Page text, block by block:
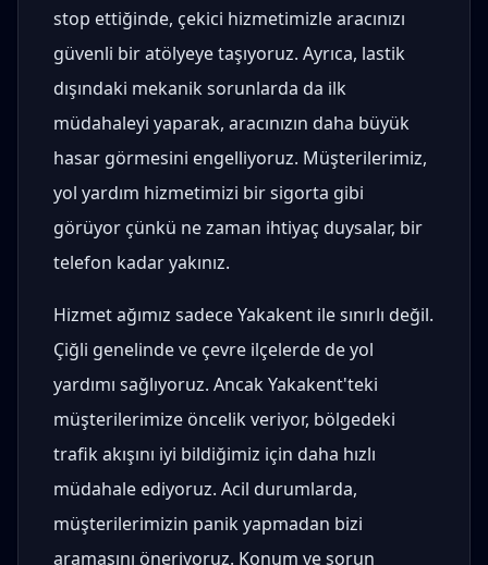
stop ettiğinde, çekici hizmetimizle aracınızı
güvenli bir atölyeye taşıyoruz. Ayrıca, lastik
dışındaki mekanik sorunlarda da ilk
müdahaleyi yaparak, aracınızın daha büyük
hasar görmesini engelliyoruz. Müşterilerimiz,
yol yardım hizmetimizi bir sigorta gibi
görüyor çünkü ne zaman ihtiyaç duysalar, bir
telefon kadar yakınız.
Hizmet ağımız sadece Yakakent ile sınırlı değil.
Çiğli genelinde ve çevre ilçelerde de yol
yardımı sağlıyoruz. Ancak Yakakent'teki
müşterilerimize öncelik veriyor, bölgedeki
trafik akışını iyi bildiğimiz için daha hızlı
müdahale ediyoruz. Acil durumlarda,
müşterilerimizin panik yapmadan bizi
aramasını öneriyoruz. Konum ve sorun